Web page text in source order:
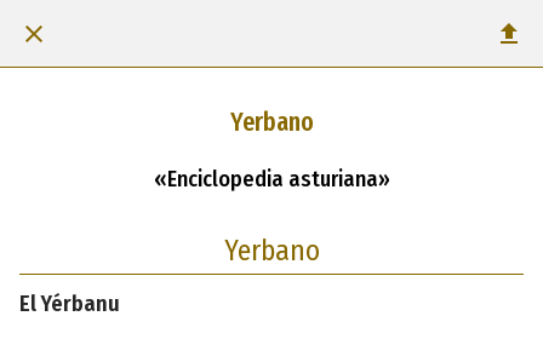
Yerbano
«Enciclopedia asturiana»
Yerbano
El Yérbanu